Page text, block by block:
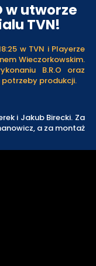
w utworze
TVN!
w TVN i Playerze
Wieczorkowskim.
B.R.O oraz
potrzeby produkcji.
i Jakub Birecki. Za
a za montaż